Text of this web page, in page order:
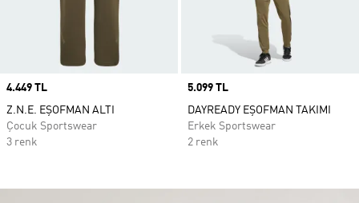
Price
4.449 TL
Z.N.E. EŞOFMAN ALTI
Çocuk Sportswear
3 renk
Price
5.099 TL
DAYREADY EŞOFMAN TAKIMI
Erkek Sportswear
2 renk